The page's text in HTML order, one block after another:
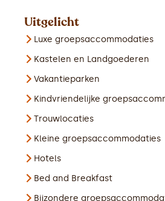
Uitgelicht
Luxe groepsaccommodaties
Kastelen en Landgoederen
Vakantieparken
Kindvriendelijke
Trouwlocaties
Kleine groepsaccommodaties
Hotels
Bed and Breakfast
Bijzondere